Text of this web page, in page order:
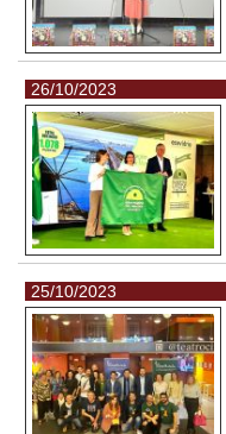
26/10/2023
25/10/2023